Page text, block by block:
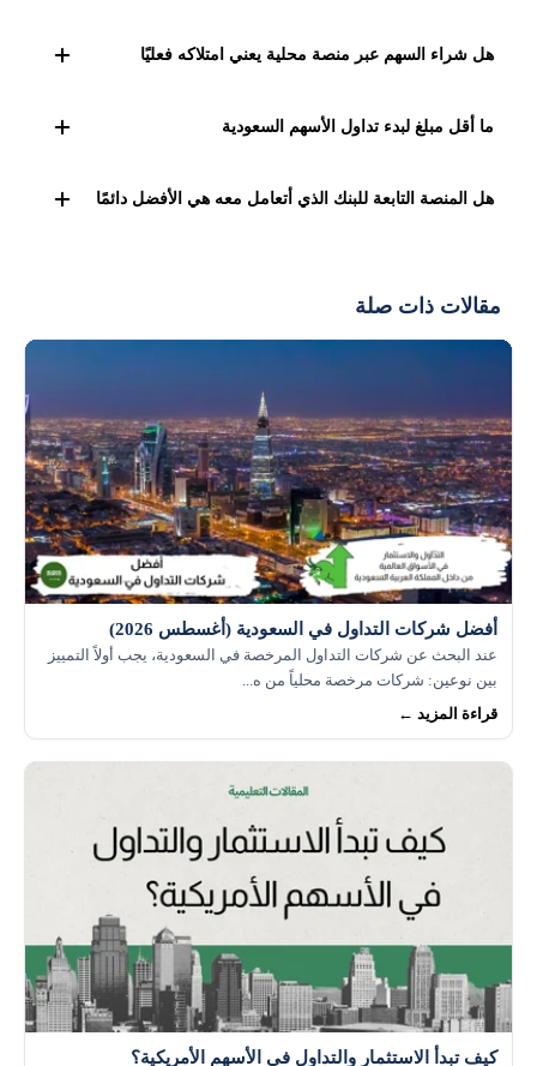
المؤسسات.
هل شراء السهم عبر منصة محلية يعني امتلاكه فعليًا
الملكية ضمن البنية الرسمية للسوق بعد التسوية، بخلاف عقد
ما أقل مبلغ لبدء تداول الأسهم السعودية
والعمولة وخطتك.
هل المنصة التابعة للبنك الذي أتعامل معه هي الأفضل دائمًا
مقالات ذات صلة
أفضل شركات التداول في السعودية (أغسطس 2026)
عند البحث عن شركات التداول المرخصة في السعودية، يجب أولاً التمييز
بين نوعين: شركات مرخصة محلياً من ه...
قراءة المزيد ←
كيف تبدأ الاستثمار والتداول في الأسهم الأمريكية؟